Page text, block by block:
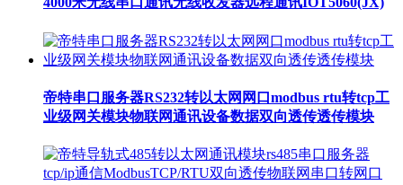
帝特串口服务器RS232转以太网网口modbus rtu转tcp工
业级网关模块物联网通讯设备数据双向透传透传模块